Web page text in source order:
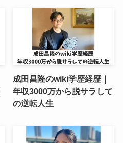
成田昌隆のwiki学歴経歴｜
年収3000万から脱サラして
の逆転人生